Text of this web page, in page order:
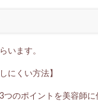
います。
にくい方法】
つのポイントを美容師